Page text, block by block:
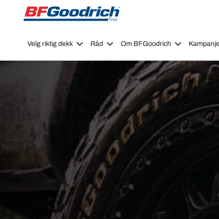
Go to page content Go to page navigation
Velg riktig dekk Råd Om BFGoodrich